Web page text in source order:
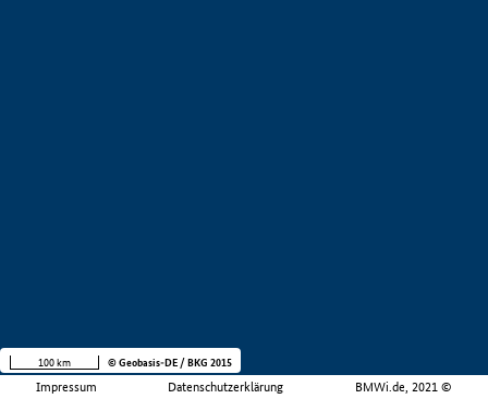
Impressum Datenschutzerklärung BMWi.de, 2021 ©
100 km © Geobasis-DE / BKG 2015